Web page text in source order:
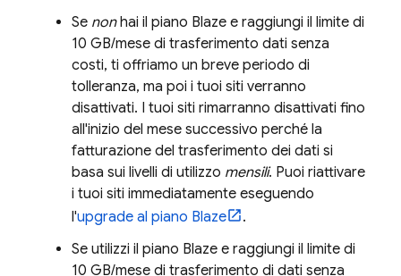
Se nonhai il piano Blaze e raggiungi il limite di
10 GB/mese di trasferimento dati senza
costi, ti offriamo un breve periodo di
tolleranza, ma poi i tuoi siti verranno
disattivati. I tuoi siti rimarranno disattivati fino
all'inizio del mese successivo perché la
fatturazione del trasferimento dei dati si
basa sui livelli di utilizzo mensili. Puoi riattivare
i tuoi siti immediatamente eseguendo
l'upgrade al piano Blaze
.
Se utilizzi il piano Blaze e raggiungi il limite di
10 GB/mese di trasferimento di dati senza